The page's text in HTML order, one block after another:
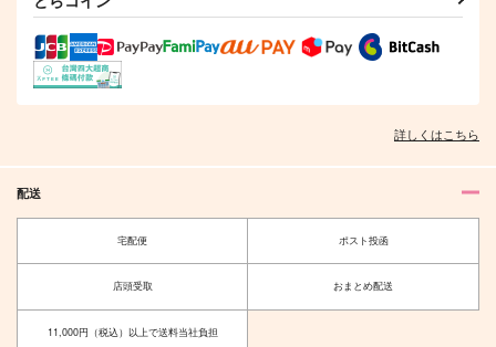
STABON3
898円（税込） 1,365円（税込）
詳しくはこちら
配送
宅配便 ポスト投函
店頭受取 おまとめ配送
11,000円（税込）以上で送料当社負担